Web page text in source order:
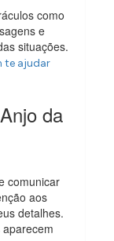
como
e
situações.
te ajudar
da
comunicar
aos
detalhes.